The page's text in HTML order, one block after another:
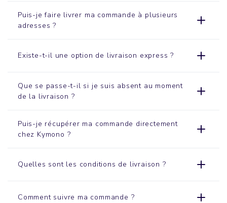
Puis-je faire livrer ma commande à plusieurs
adresses ?
Existe-t-il une option de livraison express ?
Que se passe-t-il si je suis absent au moment
de la livraison ?
Puis-je récupérer ma commande directement
chez Kymono ?
Quelles sont les conditions de livraison ?
Comment suivre ma commande ?